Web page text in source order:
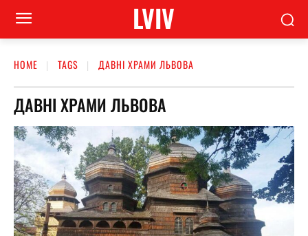
LVIV
HOME TAGS ДАВНІ ХРАМИ ЛЬВОВА
ДАВНІ ХРАМИ ЛЬВОВА